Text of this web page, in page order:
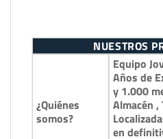
NUESTROS
¿Quiénes
somos?
Equipo
Años de
y 1.000
Almacén ,
en